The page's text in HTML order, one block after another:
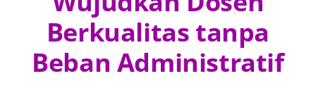
Berkualitas tanpa
Beban Administratif